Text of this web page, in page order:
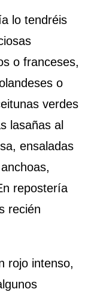
lo tendréis
o franceses,
o
verdes
lasañas al
ensaladas
repostería
recién
rojo intenso,